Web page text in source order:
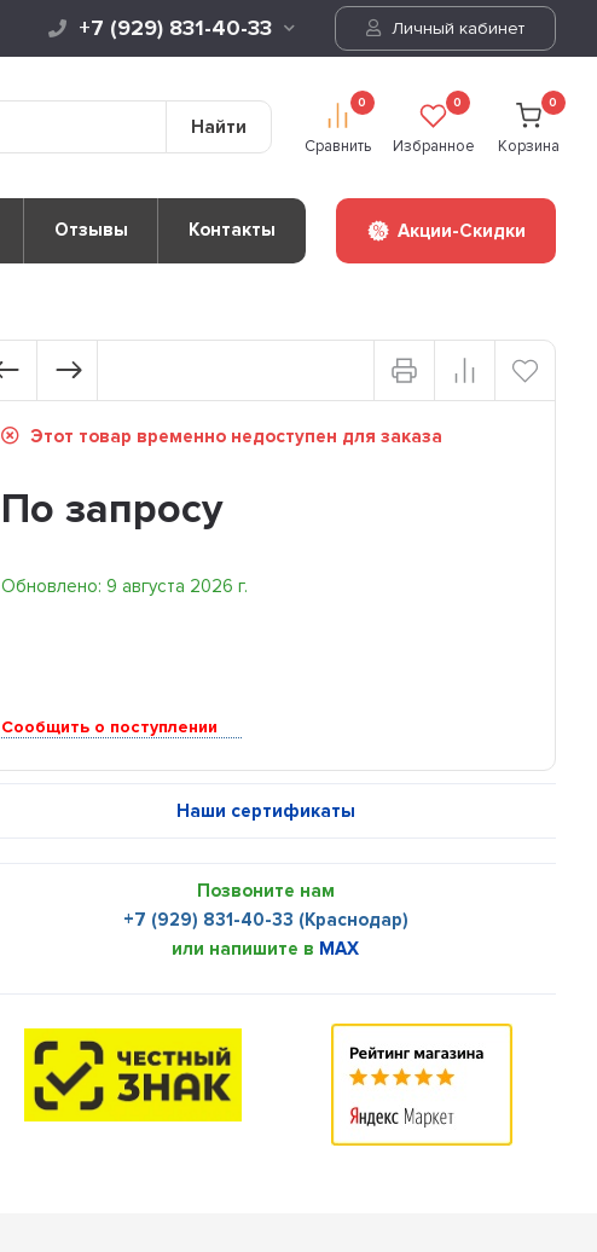
+7 (929) 831-40-33 Личный кабинет
Найти
0
Сравнить
0
Избранное
0
Корзина
Отзывы Контакты Акции-Скидки
Этот товар временно недоступен для заказа
По запросу
Обновлено: 9 августа 2026 г.
Сообщить о поступлении
Наши сертификаты
Позвоните нам
+7 (929) 831-40-33 (Краснодар)
или напишите в MAX